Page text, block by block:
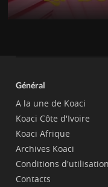
Général
A la une de Koaci
Koaci Côte d'Ivoire
Koaci Afrique
Archives Koaci
Conditions d'utilisation
Contacts